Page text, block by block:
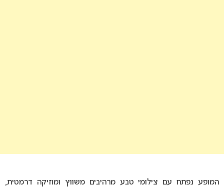
המופע נפתח עם צילומי טבע מרהיבים משווץ ומוזיקה דרמטית,